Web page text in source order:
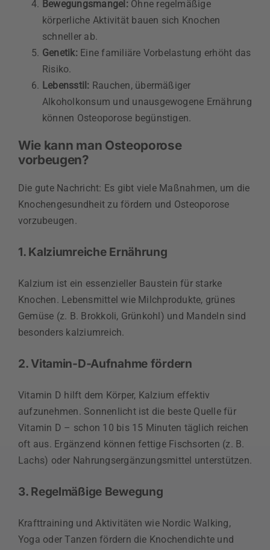
Bewegungsmangel:Ohne regelmäßige
körperliche Aktivität bauen sich Knochen
schneller ab.
Genetik:Eine familiäre Vorbelastung erhöht das
Risiko.
Lebensstil: Rauchen, übermäßiger
Alkoholkonsum und unausgewogene Ernährung
können Osteoporose begünstigen.
Wie kann man Osteoporose
vorbeugen?
Die gute Nachricht: Es gibt viele Maßnahmen, um die
Knochengesundheit zu fördern und Osteoporose
vorzubeugen.
1. Kalziumreiche Ernährung
Kalzium ist ein essenzieller Baustein für starke
Knochen. Lebensmittel wie Milchprodukte, grünes
Gemüse (z. B. Brokkoli, Grünkohl) und Mandeln sind
besonders kalziumreich.
2. Vitamin-D-Aufnahme fördern
Vitamin D hilft dem Körper, Kalzium effektiv
aufzunehmen. Sonnenlicht ist die beste Quelle für
Vitamin D – schon 10 bis 15 Minuten täglich reichen
oft aus. Ergänzend können fettige Fischsorten (z. B.
Lachs) oder Nahrungsergänzungsmittel unterstützen.
3. Regelmäßige Bewegung
Krafttraining und Aktivitäten wie Nordic Walking,
Yoga oder Tanzen fördern die Knochendichte und